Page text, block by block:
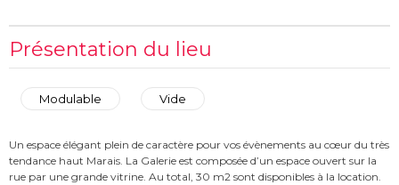
Présentation du lieu
Modulable Vide
Un espace élégant plein de caractère pour vos évènements au cœur du très
tendance haut Marais. La Galerie est composée d’un espace ouvert sur la
rue par une grande vitrine. Au total, 30 m2 sont disponibles à la location.